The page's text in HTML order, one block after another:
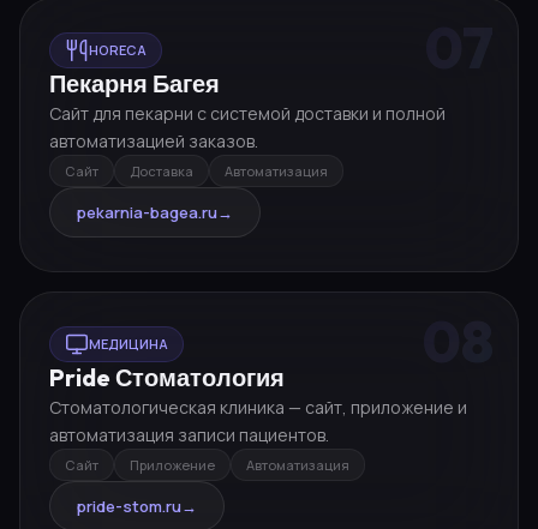
HORECA
Пекарня Багея
Сайт для пекарни с системой доставки и полной
автоматизацией заказов.
Сайт Доставка Автоматизация
pekarnia-bagea.ru→
МЕДИЦИНА
Pride Стоматология
Стоматологическая клиника — сайт, приложение и
автоматизация записи пациентов.
Сайт Приложение Автоматизация
pride-stom.ru→